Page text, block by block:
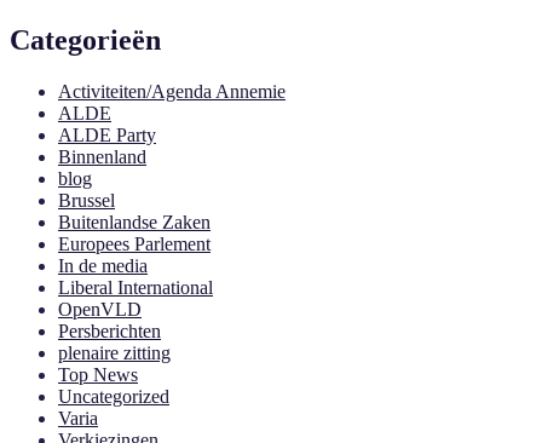
Categorieën
Activiteiten/Agenda Annemie
ALDE
ALDE Party
Binnenland
blog
Brussel
Buitenlandse Zaken
Europees Parlement
In de media
Liberal International
OpenVLD
Persberichten
plenaire zitting
Top News
Uncategorized
Varia